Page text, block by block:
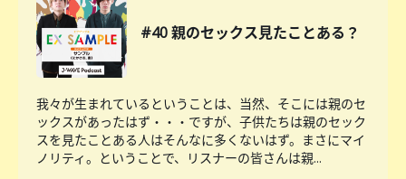
#40 親のセックス見たことある？
我々が生まれているということは、当然、そこには親のセ
ックスがあったはず・・・ですが、子供たちは親のセック
スを見たことある人はそんなに多くないはず。まさにマイ
ノリティ。ということで、リスナーの皆さんは親...